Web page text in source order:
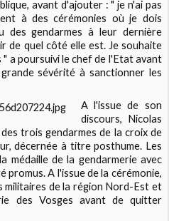
avant d'ajouter : " je n'ai pas
à des cérémonies où je dois
des gendarmes à leur dernière
de quel côté elle est. Je souhaite
a poursuivi le chef de l'Etat avant
sévérité à sanctionner les
A l'issue de son
discours, Nicolas
trois gendarmes de la croix de
décernée à titre posthume. Les
médaille de la gendarmerie avec
A l'issue de la cérémonie,
militaires de la région Nord-Est et
des Vosges avant de quitter